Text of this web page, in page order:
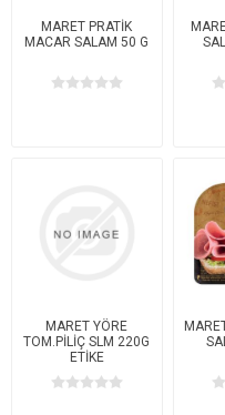
MARET PRATİK
MACAR SALAM 50 G
MARET YÖRE
TOM.PİLİÇ SLM 220G
ETİKE